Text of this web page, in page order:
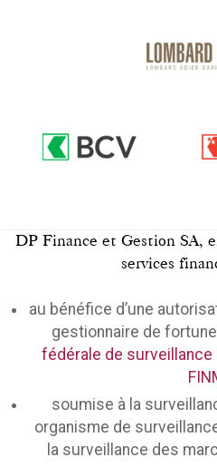
DP Finance et Gestion SA,
services
au bénéfice d’une
gestionnaire de
fédérale de
soumise à la
organisme de
la surveillance des